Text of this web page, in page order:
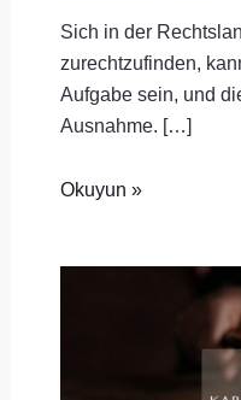
Sich in der
zurechtzufinden,
Aufgabe sein, und
Ausnahme. […]
Okuyun »